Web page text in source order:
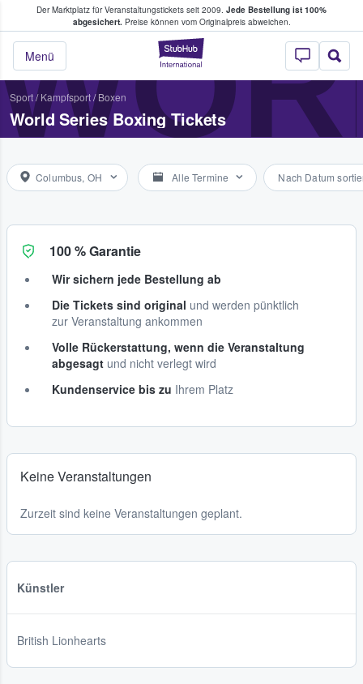
Der Marktplatz für Veranstaltungstickets seit 2009. Jede Bestellung ist 100%
abgesichert.Preise können vom Originalpreis abweichen.
StubHub - Wo
Menü
Tickets kaufen & verkaufen
Sport/ Kampfsport/ Boxen
World Series Boxing Tickets
Columbus, OH Alle Termine Nach Datum
100 % Garantie
Wir sichern jede Bestellung ab
Die Tickets sind original und werden pünktlich
zur Veranstaltung ankommen
Volle Rückerstattung, wenn die Veranstaltung
abgesagt und nicht verlegt wird
Kundenservice bis zu Ihrem Platz
Keine Veranstaltungen
Zurzeit sind keine Veranstaltungen geplant.
Künstler
British Lionhearts